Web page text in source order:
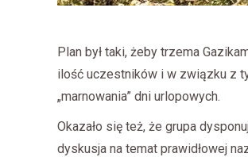
Plan był taki, żeby trzema
ilość uczestników i w związku z
„marnowania” dni urlopowych.
Okazało się też, że grupa
dyskusja na temat prawidłowej